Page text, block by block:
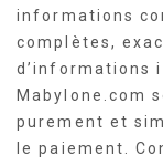
informations
complètes,
d’informations
Mabylone.com
purement et
le paiement.